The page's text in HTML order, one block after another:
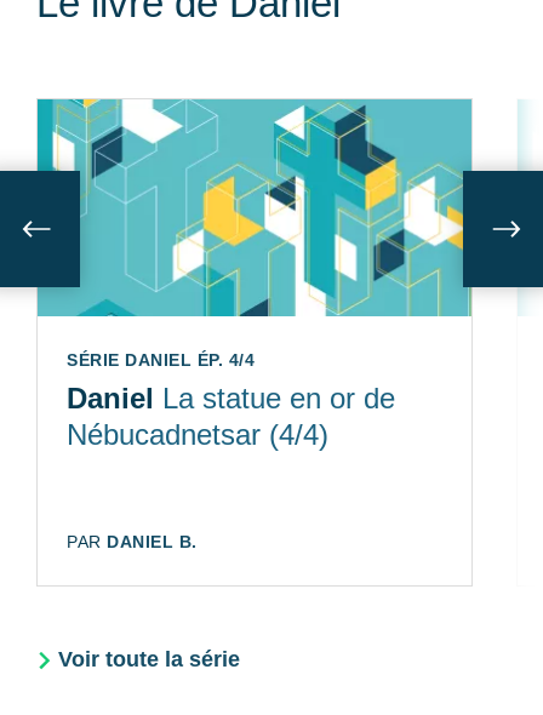
SÉRIE DANIEL ÉP. 4/4
Daniel La statue en or de
Nébucadnetsar (4/4)
AUTEUR:
PAR DANIEL B.
Voir toute la série